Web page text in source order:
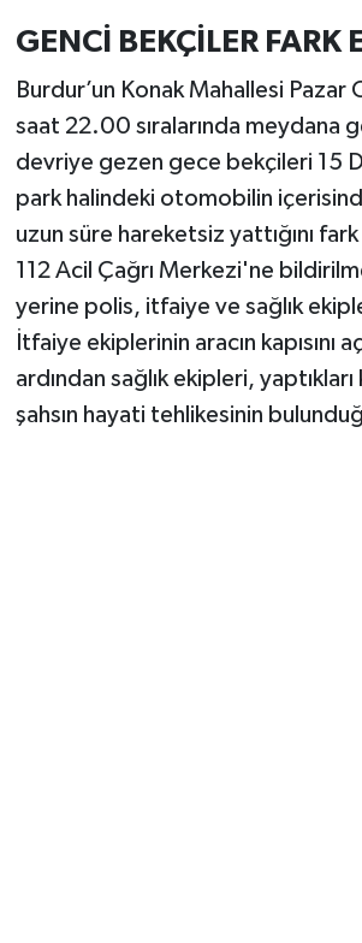
GENCİ BEKÇİLER FARK
Burdur’un Konak Mahallesi Pazar
saat 22.00 sıralarında meydana
devriye gezen gece bekçileri 15
park halindeki otomobilin
uzun süre hareketsiz yattığını
112 Acil Çağrı Merkezi'ne
yerine polis, itfaiye ve sağlık
İtfaiye ekiplerinin aracın kapısını
ardından sağlık ekipleri,
şahsın hayati tehlikesinin